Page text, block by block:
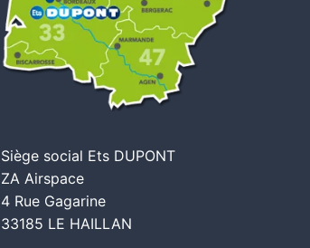
Siège social Ets DUPONT
ZA Airspace
4 Rue Gagarine
33185 LE HAILLAN